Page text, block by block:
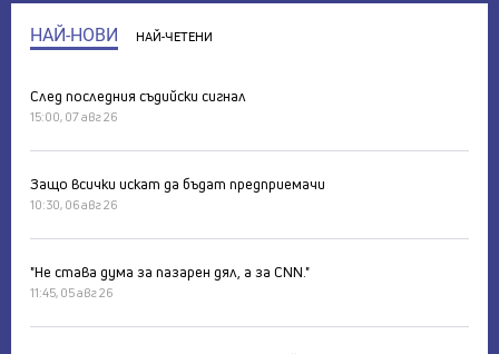
НАЙ-НОВИ НАЙ-ЧЕТЕНИ
След последния съдийски сигнал
15:00, 07 авг 26
Защо всички искат да бъдат предприемачи
10:30, 06 авг 26
"Не става дума за пазарен дял, а за CNN."
11:45, 05 авг 26